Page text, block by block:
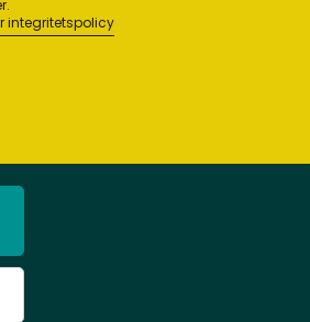
integritetspolicy